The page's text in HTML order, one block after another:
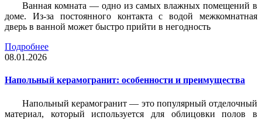
Ванная комната — одно из самых влажных помещений в
доме. Из-за постоянного контакта с водой межкомнатная
дверь в ванной может быстро прийти в негодность
Подробнее
08.01.2026
Напольный керамогранит: особенности и преимущества
Напольный керамогранит — это популярный отделочный
материал, который используется для облицовки полов в